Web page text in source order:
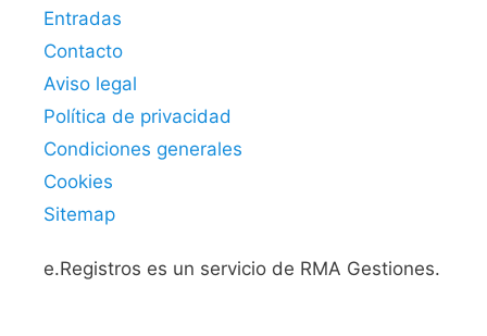
Entradas
Contacto
Aviso legal
Política de privacidad
Condiciones generales
Cookies
Sitemap
e.Registros es un servicio de RMA Gestiones.